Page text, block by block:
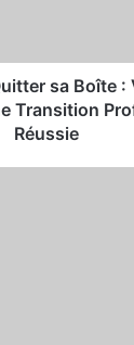
sa Boîte :
Transition
Réussie